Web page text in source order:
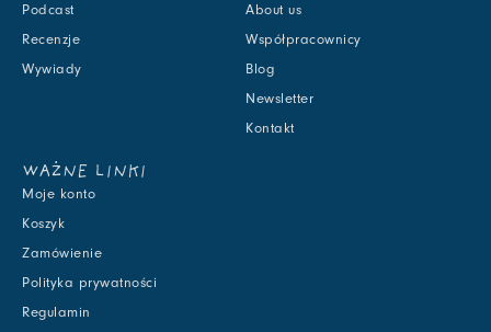
Podcast
Recenzje
Wywiady
About us
Współpracownicy
Blog
Newsletter
Kontakt
WAŻNE LINKI
Moje konto
Koszyk
Zamówienie
Polityka prywatności
Regulamin